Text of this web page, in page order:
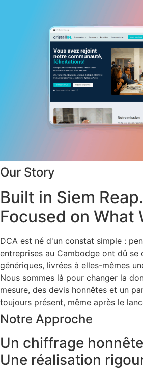
Our Story
Built in Siem Reap.
Focused on What
DCA est né d'un constat simple :
entreprises au Cambodge ont dû se
génériques, livrées à elles-mêmes
Nous sommes là pour changer la
mesure, des devis honnêtes et un
toujours présent, même après le
Notre Approche
Un chiffrage
Une réalisation